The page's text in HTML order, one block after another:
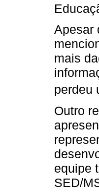
Apesar
mais
perdeu
Outro
equipe
SED/